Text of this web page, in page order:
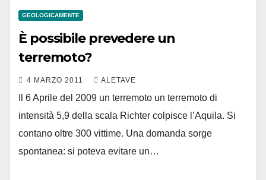
GEOLOGICAMENTE
È possibile prevedere un
terremoto?
4 MARZO 2011 ALETAVE
Il 6 Aprile del 2009 un terremoto un terremoto di
intensità 5,9 della scala Richter colpisce l’Aquila. Si
contano oltre 300 vittime. Una domanda sorge
spontanea: si poteva evitare un…